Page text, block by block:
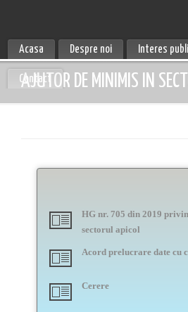
Acasa Despre noi Interes
Contact
AJUTOR DE MINIMIS IN
HG nr. 705 din 2019
sectorul apicol
Acord prelucrare date cu
Cerere